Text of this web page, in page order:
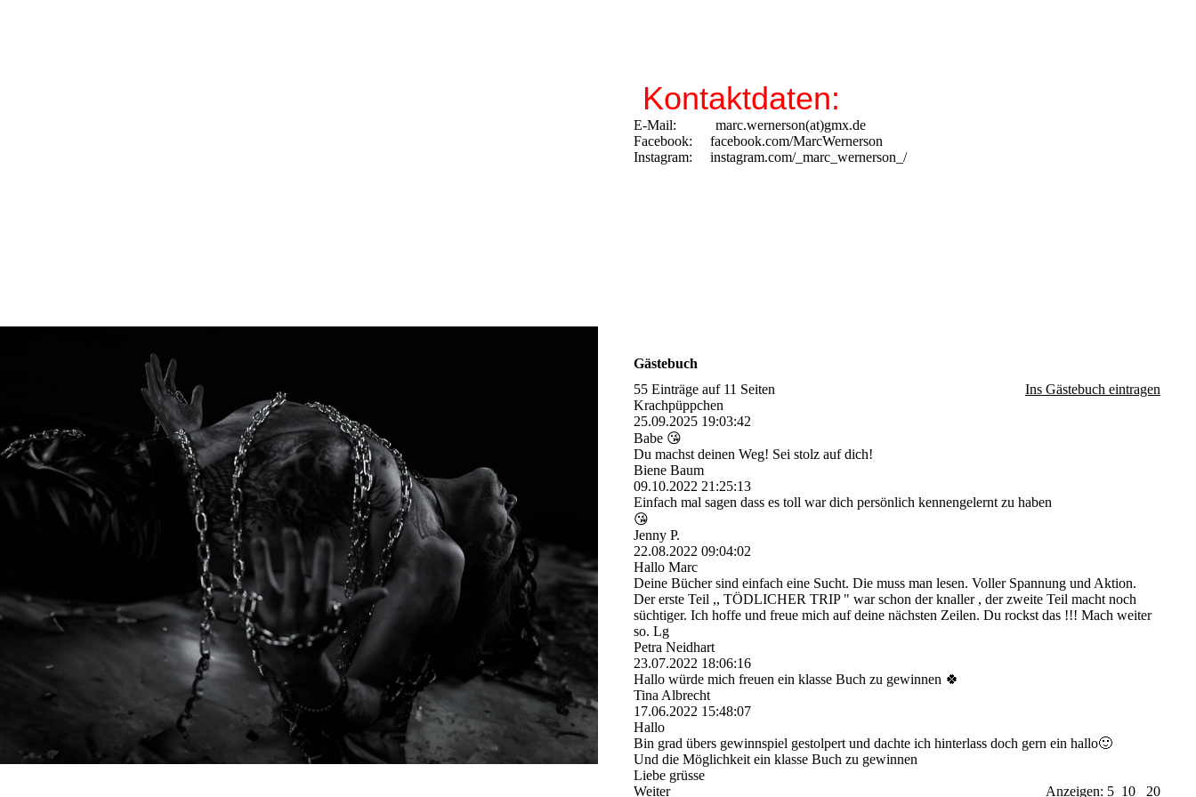
Kontaktdaten:
E-Mail: marc.wernerson(at)gmx.de
Facebook: facebook.com/MarcWernerson
Instagram: instagram.com/_marc_wernerson_/
Gästebuch
55 Einträge auf 11 Seiten
Ins Gästebuch eintragen
Krachpüppchen
25.09.2025 19:03:42
Babe 😘
Du machst deinen Weg! Sei stolz auf dich!
Biene Baum
09.10.2022 21:25:13
Einfach mal sagen dass es toll war dich persönlich kennengelernt zu haben
😘
Jenny P.
22.08.2022 09:04:02
Hallo Marc
Deine Bücher sind einfach eine Sucht. Die muss man lesen. Voller Spannung und Aktion.
Der erste Teil ,, TÖDLICHER TRIP " war schon der knaller , der zweite Teil macht noch
süchtiger. Ich hoffe und freue mich auf deine nächsten Zeilen. Du rockst das !!! Mach weiter
so. Lg
Petra Neidhart
23.07.2022 18:06:16
Hallo würde mich freuen ein klasse Buch zu gewinnen 🍀
Tina Albrecht
17.06.2022 15:48:07
Hallo
Bin grad übers gewinnspiel gestolpert und dachte ich hinterlass doch gern ein hallo🙂
Und die Möglichkeit ein klasse Buch zu gewinnen
Liebe grüsse
Weiter
Anzeigen: 5 10 20